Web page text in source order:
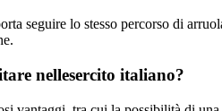
seguire lo stesso percorso di
nellesercito italiano?